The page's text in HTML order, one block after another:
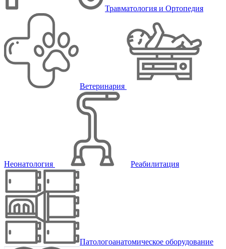
Травматология и Ортопедия
Ветеринария
Неонатология Реабилитация
Патологоанатомическое оборудование